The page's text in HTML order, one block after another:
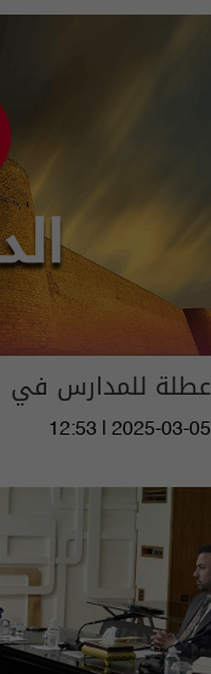
عطلة للمدارس في
12:53 | 2025-03-05